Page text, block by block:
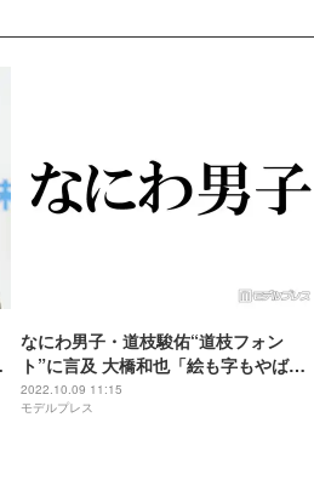
なにわ男子・道枝駿佑“道枝フォン
ト”に言及 大橋和也「絵も字もやば
い」と反論
2022.10.09 11:15
モデルプレス